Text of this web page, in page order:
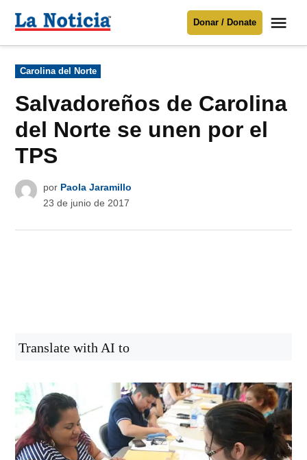
Para mantenerte informado necesitamos
Donar
contenido
Noticia
Donar / Donate
Publicado
en
Carolina del Norte
Salvadoreños de Carolina
del Norte se unen por el
TPS
por Paola Jaramillo
23 de junio de 2017
Translate with AI to